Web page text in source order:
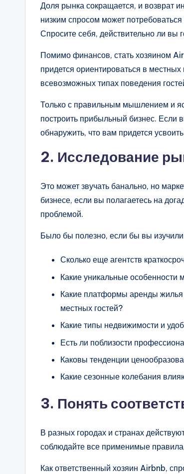
Доля рынка сокращается, и возврат
низким спросом может
Спросите себя, действительно ли вы
Помимо финансов, стать хозяином
придется ориентироваться в
всевозможных типах поведения
Только с правильным мышлением и
построить прибыльный бизнес.
обнаружить, что вам придется
2. Исследование
Это может звучать банально, но
бизнесе, если вы полагаетесь на
проблемой.
Было бы полезно, если бы вы
Сколько еще агентств
Какие уникальные особенности
Какие платформы аренды жилья
местных гостей?
Какие типы недвижимости и
Есть ли поблизости
Каковы тенденции
Какие сезонные колебания
3. Понять
В разных городах и странах
соблюдайте все применимые
Как ответственный хозяин Airbnb,